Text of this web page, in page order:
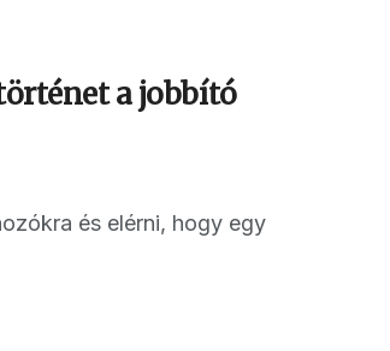
a jobbító
és elérni, hogy egy